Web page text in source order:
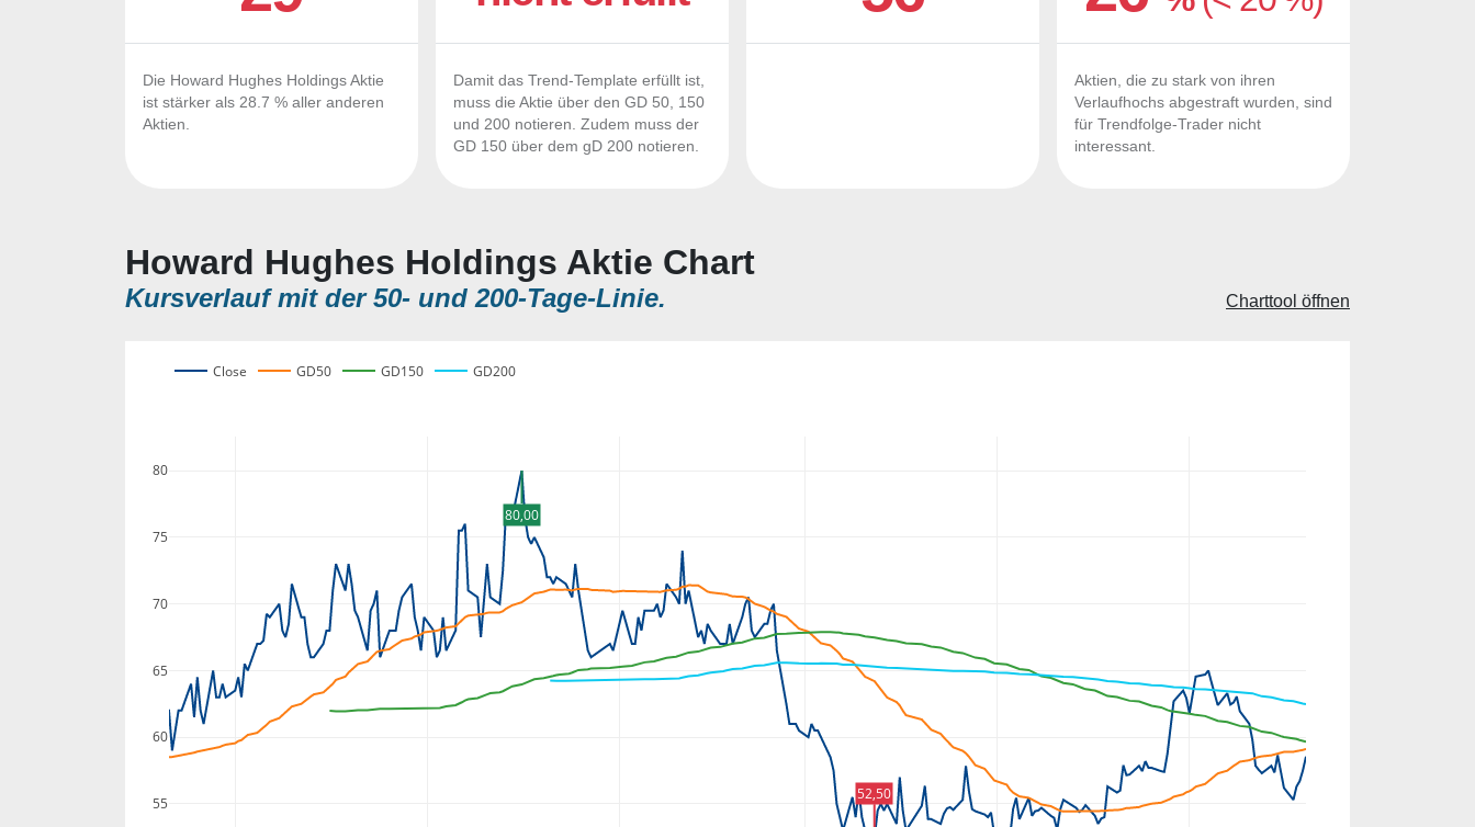
Die Howard Hughes Holdings Aktie
ist stärker als 28.7 % aller anderen
Aktien.
Damit das Trend-Template erfüllt ist,
muss die Aktie über den GD 50, 150
und 200 notieren. Zudem muss der
GD 150 über dem gD 200 notieren.
Aktien, die zu stark von ihren
Verlaufhochs abgestraft wurden, sind
für Trendfolge-Trader nicht
interessant.
Howard Hughes Holdings Aktie Chart
Kursverlauf mit der 50- und 200-Tage-Linie. Charttool öffnen
55
60
65
70
75
80
Close GD50 GD150 GD200
80,00
52,50